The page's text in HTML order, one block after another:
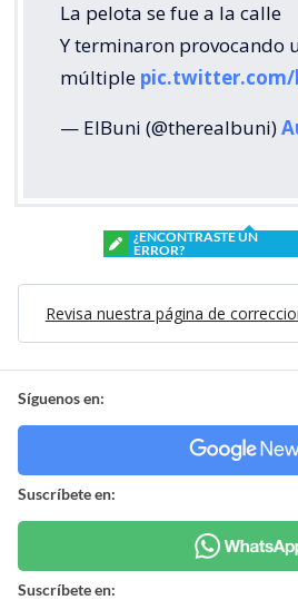
La pelota se fue a la calle
Y terminaron provocando
múltiple pic.twitter.com/
— ElBuni (@therealbuni)
¿ENCONTRASTE UN
ERROR?
Revisa nuestra página de
Síguenos en:
Suscríbete en:
Suscríbete en: